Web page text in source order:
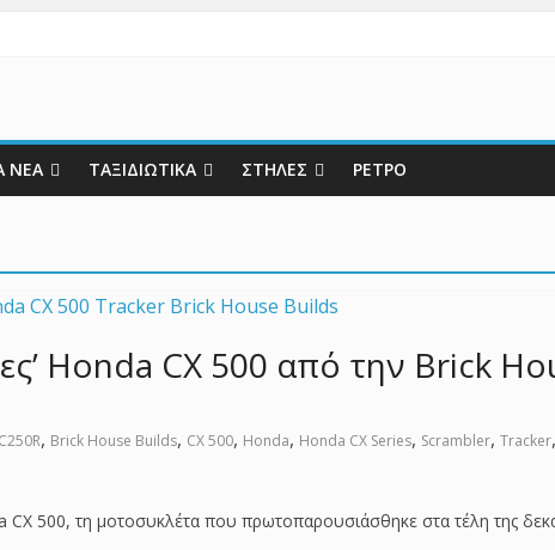
ΝΕΑ ΤΑΞΙΔΙΩΤΙΚΑ ΣΤΗΛΕΣ ΡΕΤΡΟ
Honda CX 500 από την Brick
, Brick House Builds, CX 500, Honda, Honda CX Series, Scrambler, Tracker,
CX 500, τη μοτοσυκλέτα που πρωτοπαρουσιάσθηκε στα τέλη της